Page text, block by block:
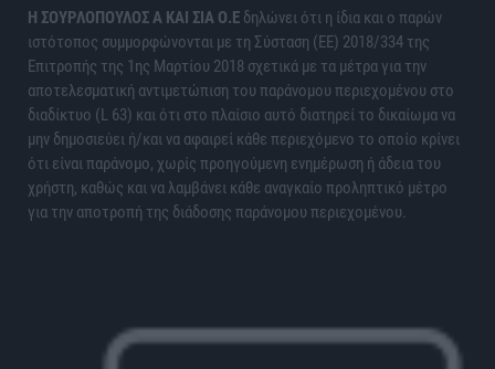
H ΣΟΥΡΛΟΠΟΥΛΟΣ Α ΚΑΙ ΣΙΑ Ο.Ε δηλώνει ότι η ίδια και ο παρών
ιστότοπος συμμορφώνονται με τη Σύσταση (ΕΕ) 2018/334 της
Επιτροπής της 1ης Μαρτίου 2018 σχετικά με τα μέτρα για την
αποτελεσματική αντιμετώπιση του παράνομου περιεχομένου στο
διαδίκτυο (L 63) και ότι στο πλαίσιο αυτό διατηρεί το δικαίωμα να
μην δημοσιεύει ή/και να αφαιρεί κάθε περιεχόμενο το οποίο κρίνει
ότι είναι παράνομο, χωρίς προηγούμενη ενημέρωση ή άδεια του
χρήστη, καθώς και να λαμβάνει κάθε αναγκαίο προληπτικό μέτρο
για την αποτροπή της διάδοσης παράνομου περιεχομένου.